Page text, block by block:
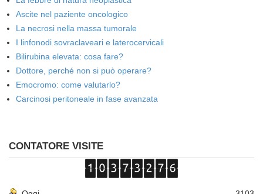
Ascite nel paziente oncologico
La necrosi nella massa tumorale
I linfonodi sovraclaveari e laterocervicali
Bilirubina elevata: cosa fare?
Dottore, perché non si può operare?
Emocromo: come valutarlo?
Carcinosi peritoneale in fase avanzata
CONTATORE VISITE